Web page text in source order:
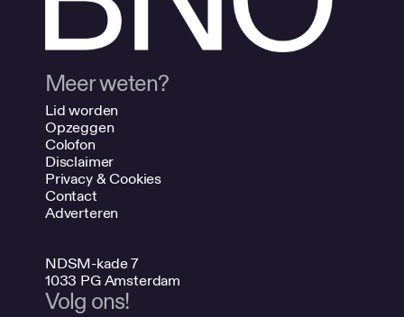
Meer weten?
Lid worden
Opzeggen
Colofon
Disclaimer
Privacy & Cookies
Contact
Adverteren
NDSM-kade 7
1033 PG Amsterdam
Volg ons!